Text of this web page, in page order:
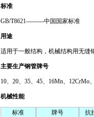
标准
GB/T8621---------中国国家标准
用途
适用于一般结构，机械结构用无缝
主要生产钢管牌号
10、 20、 35、 45、 16Mn、 12CrMo、
机械性能
标准 牌号 抗